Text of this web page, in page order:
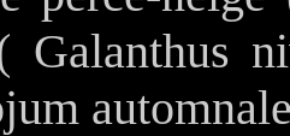
Galanthus